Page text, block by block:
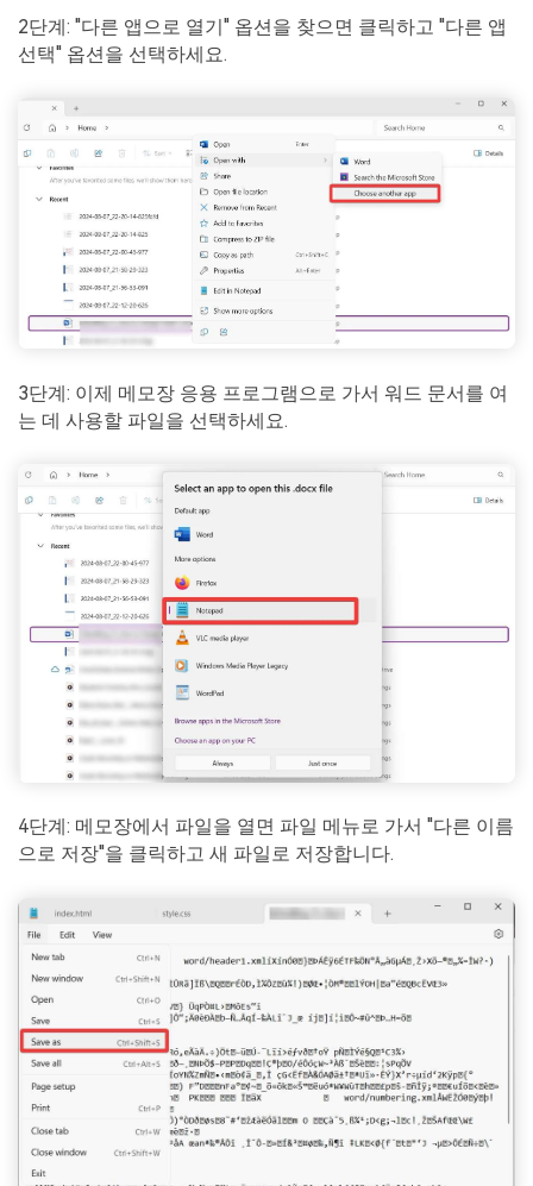
2단계: "다른 앱으로 열기" 옵션을 찾으면 클릭하고 "다른 앱
선택" 옵션을 선택하세요.
3단계: 이제 메모장 응용 프로그램으로 가서 워드 문서를 여
는 데 사용할 파일을 선택하세요.
4단계: 메모장에서 파일을 열면 파일 메뉴로 가서 "다른 이름
으로 저장"을 클릭하고 새 파일로 저장합니다.